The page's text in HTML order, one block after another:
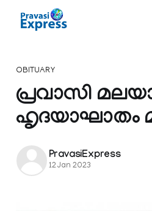
OBITUARY
പ്രവാസി
ഹൃദയാഘാതം
PravasiExpress
12 Jan 2023